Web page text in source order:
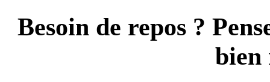
Besoin de repos ?
bien